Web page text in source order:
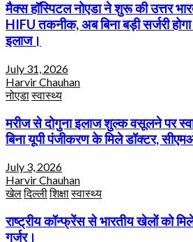
मैक्स हॉस्पिटल नोएडा ने शुरू की उत्तर
HIFU तकनीक, अब बिना बड़ी सर्जरी
इलाज।
July 31, 2026
Harvir Chauhan
नोएडास्वास्थ्य
मरीज से दोगुना इलाज शुल्क वसूलने पर
बिना यूपी पंजीकरण के मिले डॉक्टर,
July 3, 2026
Harvir Chauhan
खेलदिल्लीशिक्षास्वास्थ्य
राष्ट्रीय कॉन्फ्रेंस से भारतीय खेलों को
गुर्जर।